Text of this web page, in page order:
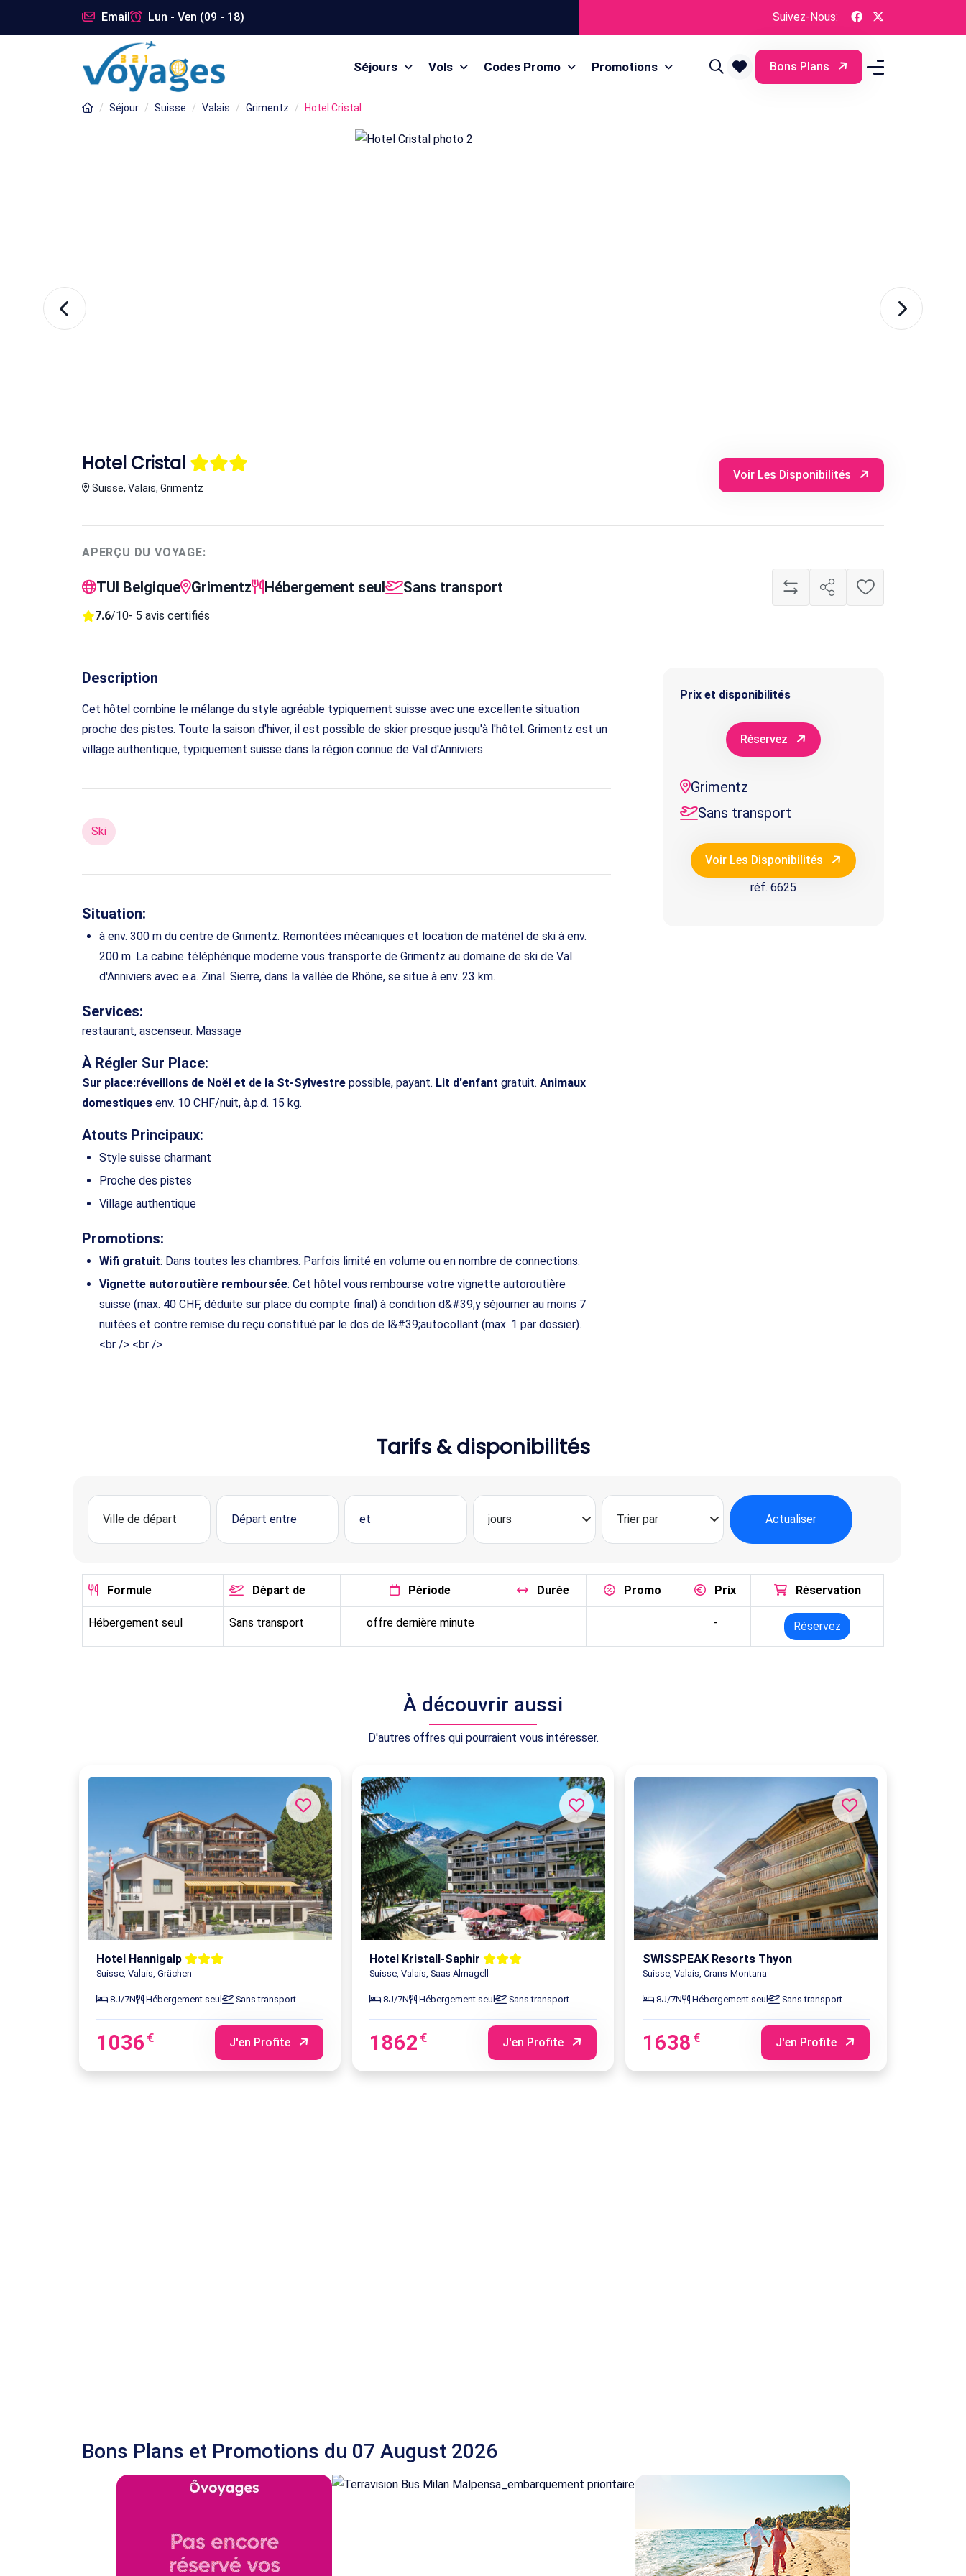
Email Lun - Ven (09 - 18) Suivez-Nous:
Séjours Vols Codes Promo Promotions Bons Plans
Séjour Suisse Valais Grimentz Hotel Cristal
Hotel Cristal
Suisse, Valais, Grimentz
Voir Les Disponibilités
APERÇU DU VOYAGE:
TUI Belgique Grimentz Hébergement seul Sans transport
7.6/10- 5 avis certifiés
Description
Cet hôtel combine le mélange du style agréable typiquement suisse avec une excellente situation
proche des pistes. Toute la saison d'hiver, il est possible de skier presque jusqu'à l'hôtel. Grimentz est un
village authentique, typiquement suisse dans la région connue de Val d'Anniviers.
Ski
Situation:
à env. 300 m du centre de Grimentz. Remontées mécaniques et location de matériel de ski à env.
200 m. La cabine téléphérique moderne vous transporte de Grimentz au domaine de ski de Val
d'Anniviers avec e.a. Zinal. Sierre, dans la vallée de Rhône, se situe à env. 23 km.
Services:
restaurant, ascenseur. Massage
À Régler Sur Place:
Sur place:réveillons de Noël et de la St-Sylvestre possible, payant. Lit d'enfant gratuit. Animaux
domestiques env. 10 CHF/nuit, à.p.d. 15 kg.
Atouts Principaux:
Style suisse charmant
Proche des pistes
Village authentique
Promotions:
Wifi gratuit: Dans toutes les chambres. Parfois limité en volume ou en nombre de connections.
Vignette autoroutière remboursée: Cet hôtel vous rembourse votre vignette autoroutière
suisse (max. 40 CHF, déduite sur place du compte final) à condition d&#39;y séjourner au moins 7
nuitées et contre remise du reçu constitué par le dos de l&#39;autocollant (max. 1 par dossier).
<br /> <br />
Prix et disponibilités
Réservez
Grimentz
Sans transport
Voir Les Disponibilités
réf. 6625
Tarifs & disponibilités
Actualiser
Formule Départ de Période Durée Promo Prix Réservation
Hébergement seul Sans transport offre dernière minute - Réservez
À découvrir aussi
D'autres offres qui pourraient vous intéresser.
Hotel Hannigalp
Suisse, Valais, Grächen
8J/7N Hébergement seul Sans transport
1036 € J'en Profite
Hotel Kristall-Saphir
Suisse, Valais, Saas Almagell
8J/7N Hébergement seul Sans transport
1862 € J'en Profite
SWISSPEAK Resorts Thyon
Suisse, Valais, Crans-Montana
8J/7N Hébergement seul Sans transport
1638 € J'en Profite
Bons Plans et Promotions du 07 August 2026